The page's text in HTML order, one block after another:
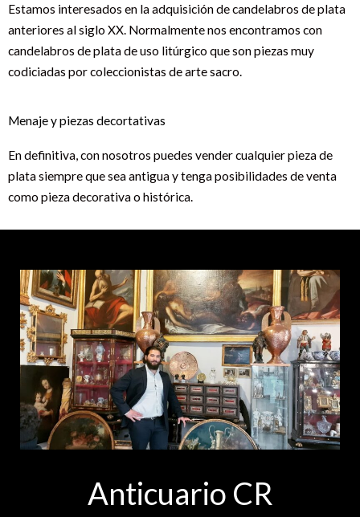
Estamos interesados en la adquisición de candelabros de plata
anteriores al siglo XX. Normalmente nos encontramos con
candelabros de plata de uso litúrgico que son piezas muy
codiciadas por coleccionistas de arte sacro.
Menaje y piezas decortativas
En definitiva, con nosotros puedes vender cualquier pieza de
plata siempre que sea antigua y tenga posibilidades de venta
como pieza decorativa o histórica.
Anticuario CR